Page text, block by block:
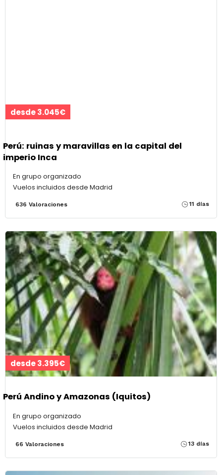
desde 3.045€
Perú: ruinas y maravillas en la capital del
imperio Inca
En grupo organizado
Vuelos incluidos desde Madrid
636 Valoraciones 11 días
desde 3.395€
Perú Andino y Amazonas (Iquitos)
En grupo organizado
Vuelos incluidos desde Madrid
66 Valoraciones 13 días